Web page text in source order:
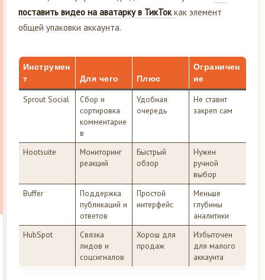
поставить видео на аватарку в ТикТок как элемент
общей упаковки аккаунта.
Инструмен
т
Для чего Плюс
Ограничен
ие
Sprout Social
Сбор и
сортировка
комментарие
в
Удобная
очередь
Не ставит
закреп сам
Hootsuite
Мониторинг
реакций
Быстрый
обзор
Нужен
ручной
выбор
Buffer
Поддержка
публикаций и
ответов
Простой
интерфейс
Меньше
глубины
аналитики
HubSpot
Связка
лидов и
соцсигналов
Хорош для
продаж
Избыточен
для малого
аккаунта